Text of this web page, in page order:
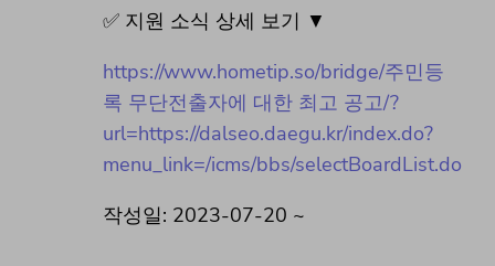
✅ 지원 소식 상세 보기 ▼
https://www.hometip.so/bridge/주민등
록 무단전출자에 대한 최고 공고/?
url=https://dalseo.daegu.kr/index.do?
menu_link=/icms/bbs/selectBoardList.do
작성일: 2023-07-20 ~